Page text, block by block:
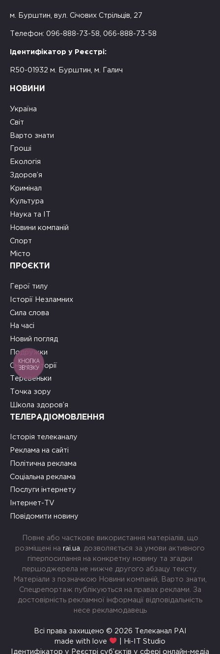
м. Бурштин, вул. Січових Стрільців, 27
Телефон: 096-888-73-58, 066-888-73-58
Ідентифікатор у Реєстрі:
R50-01932 м. Бурштин, м. Галич
НОВИНИ
Україна
Світ
Варто знати
Гроші
Екологія
Здоров’я
Кримінал
Культура
Наука та ІТ
Новини компаній
Спорт
Місто
ПРОЄКТИ
Герої тилу
Історії Незламних
Сила слова
На часі
Новий погляд
Подружки
Смачні історії
Теревеньки
Точка зору
Школа здоров’я
ТЕЛЕРАДІОМОВЛЕННЯ
Історія телеканалу
Реклама на сайті
Політична реклама
Соціальна реклама
Послуги інтернету
Інтернет-TV
Повідомити новину
Повне або часткове використання матеріалів, що
розміщені на rai.ua , дозволяється за умови активного
гіперпосилання на конкретну новину та згадки
першоджерела не нижче другого абзацу тексту.
Матеріали з позначкою Новини компаній, Варто знати,
Спецрепортаж публікуються на правах реклами. За
достовірність рекламної інформації відповідальність
несе рекламодавець
Всі права захищено © 2026 Телеканал РАІ
made with love
| Hi-IT Studio
Ідентифікатор у Реєстрі суб’єктів у сфері онлайн-медіа
КНОПКА
ЗВ'ЯЗКУ